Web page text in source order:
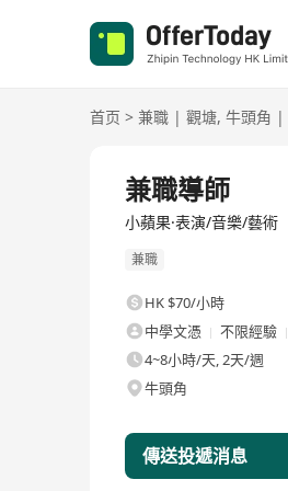
首页 > 兼職 | 觀塘, 牛頭角 |
兼職導師
小蘋果·表演/音樂/藝術
兼職
HK $70/小時
中學文憑
不限經驗
4~8小時/天, 2天/週
牛頭角
傳送投遞消息